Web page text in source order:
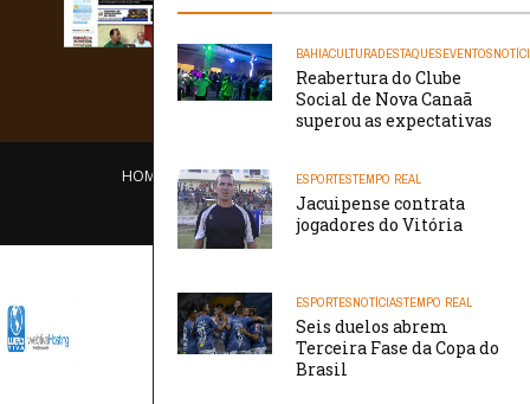
BAHIACULTURADESTAQUESEVENTOS
Reabertura do Clube
Social de Nova Canaã
superou as expectativas
ESPORTESTEMPO REAL
Jacuipense contrata
jogadores do Vitória
ESPORTESNOTÍCIASTEMPO REAL
Seis duelos abrem
Terceira Fase da Copa do
Brasil
HOME EQUIPE O PORTAL CONTATO
/// WebtivaHOSTING